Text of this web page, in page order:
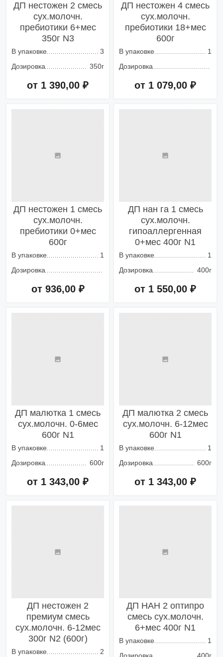
ДП нестожен 2 смесь
сух.молочн.
пребиотики 6+мес
350г N3
В упаковке
3
Дозировка
350г
от 1 390,00 ₽
ДП нестожен 4 смесь
сух.молочн.
пребиотики 18+мес
600г
В упаковке
1
Дозировка
от 1 079,00 ₽
ДП нестожен 1 смесь
сух.молочн.
пребиотики 0+мес
600г
В упаковке
1
Дозировка
от 936,00 ₽
ДП нан га 1 смесь
сух.молочн.
гипоаллергенная
0+мес 400г N1
В упаковке
1
Дозировка
400г
от 1 550,00 ₽
ДП малютка 1 смесь
сух.молочн. 0-6мес
600г N1
В упаковке
1
Дозировка
600г
от 1 343,00 ₽
ДП малютка 2 смесь
сух.молочн. 6-12мес
600г N1
В упаковке
1
Дозировка
600г
от 1 343,00 ₽
ДП нестожен 2
премиум смесь
сух.молочн. 6-12мес
300г N2 (600г)
В упаковке 2
ДП НАН 2 оптипро
смесь сух.молочн.
6+мес 400г N1
В упаковке
1